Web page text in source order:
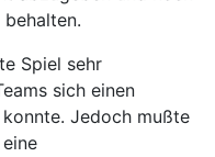
Spiel sehr
sich einen
Jedoch mußte